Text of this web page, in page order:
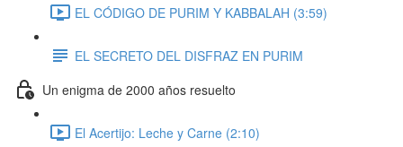
EL CÓDIGO DE PURIM Y KABBALAH (3:59)
EL SECRETO DEL DISFRAZ EN PURIM
Un enigma de 2000 años resuelto
El Acertijo: Leche y Carne (2:10)